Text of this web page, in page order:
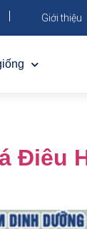
Giới thiệu
Điêu